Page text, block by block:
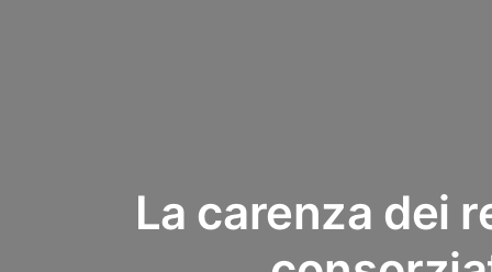
La carenza dei